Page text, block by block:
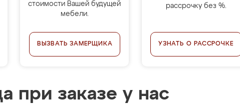
стоимости Вашей будущей
мебели.
ВЫЗВАТЬ ЗАМЕРЩИКА
рассрочку без %.
УЗНАТЬ О РАССРОЧКЕ
при заказе у нас